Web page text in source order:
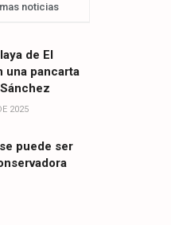
noticias
de El
una pancarta
2025
puede ser